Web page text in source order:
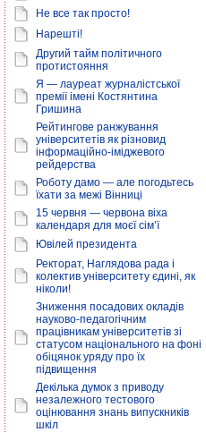
Не все так просто!
Нарешті!
Другий тайм політичного
протистояння
Я — лауреат журналістської
премії імені Костянтина
Гришина
Рейтингове ранжування
університетів як різновид
інформаційно-іміджевого
рейдерства
Роботу дамо — але погодьтесь
їхати за межі Вінниці
15 червня — червона віха
календаря для моєї сім’ї
Ювілей президента
Ректорат, Наглядова рада і
колектив університету єдині, як
ніколи!
Зниження посадових окладів
науково-педагогічним
працівникам університетів зі
статусом національного на фоні
обіцянок уряду про їх
підвищення
Декілька думок з приводу
незалежного тестового
оцінювання знань випускників
шкіл